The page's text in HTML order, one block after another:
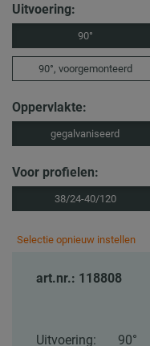
Uitvoering:
90°
90°, voorgemonteerd
Oppervlakte:
gegalvaniseerd
Voor profielen:
38/24-40/120
Selectie opnieuw instellen
art.nr.: 118808
Uitvoering:
90°